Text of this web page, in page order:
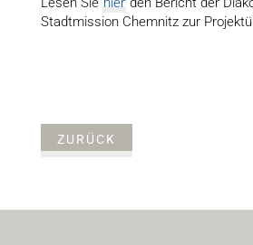
Stadtmission Chemnitz zur
ZURÜCK